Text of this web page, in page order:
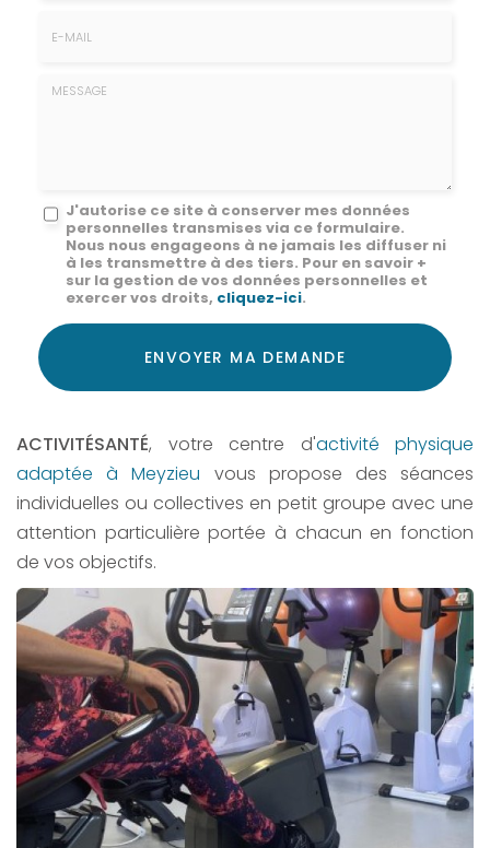
Message
J'autorise ce site à conserver mes données
personnelles transmises via ce formulaire.
Nous nous engageons à ne jamais les diffuser ni
à les transmettre à des tiers. Pour en savoir +
sur la gestion de vos données personnelles et
exercer vos droits, cliquez-ici.
Acceptation
RGPD
ENVOYER MA DEMANDE
ACTIVITÉSANTÉ, votre centre d'activité physique
adaptée à Meyzieu vous propose des séances
individuelles ou collectives en petit groupe avec une
attention particulière portée à chacun en fonction
de vos objectifs.